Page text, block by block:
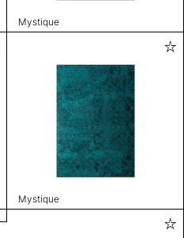
Mystique
Mystique